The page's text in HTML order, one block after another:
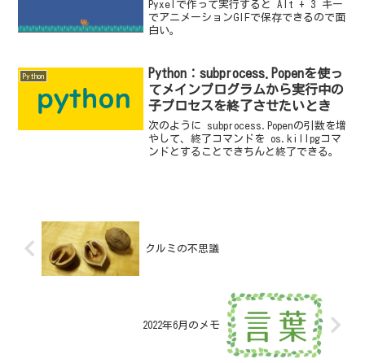
Pyxelで作って実行すると Alt + 3 キー
でアニメーションGIFで保存できるので面
白い。
Python
Python：subprocess.Popenを使っ
てメインプログラムから実行中の
子プロセスを終了させたいとき
次のように subprocess.Popenの引数を増
やして、終了コマンドを os.killpgコマ
ンドとすることできちんと終了できる。
クルミの不思議
2022年6月のメモ